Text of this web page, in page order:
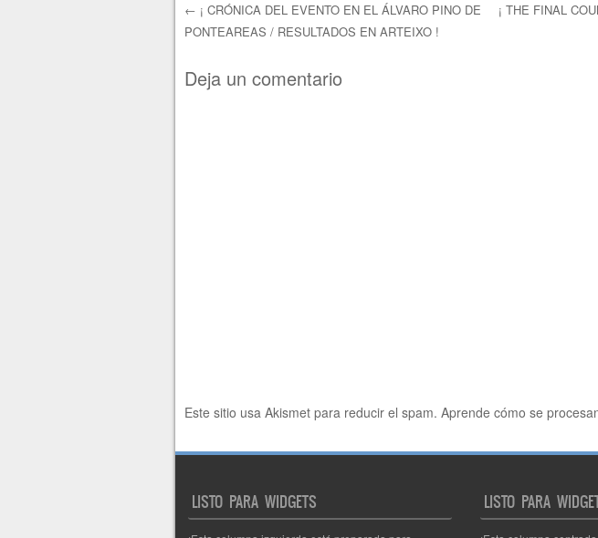
Navegación de entradas
← ¡ CRÓNICA DEL EVENTO EN EL ÁLVARO PINO DE
PONTEAREAS / RESULTADOS EN ARTEIXO !
¡ THE FINAL
Deja un comentario
Este sitio usa Akismet para reducir el spam. Aprende cómo se
LISTO PARA WIDGETS LISTO PARA